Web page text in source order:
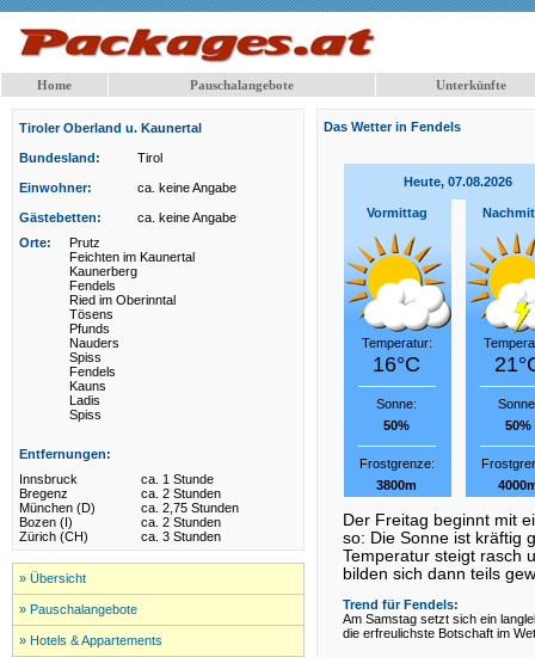
Home Pauschalangebote Unterkünfte
Tiroler Oberland u. Kaunertal
Bundesland: Tirol
Einwohner: ca. keine Angabe
Gästebetten:
ca. keine Angabe
Orte:
Prutz
Feichten im Kaunertal
Kaunerberg
Fendels
Ried im Oberinntal
Tösens
Pfunds
Nauders
Spiss
Fendels
Kauns
Ladis
Spiss
Entfernungen:
Innsbruck
ca. 1 Stunde
Bregenz
ca. 2 Stunden
München (D)
ca. 2,75 Stunden
Bozen (I)
ca. 2 Stunden
Zürich (CH)
ca. 3 Stunden
» Übersicht
» Pauschalangebote
» Hotels & Appartements
Das Wetter in Fendels
Heute, 07.08.2026
Vormittag
Temperatur:
16°C
Sonne:
50%
Frostgrenze:
3800m
50%
Der Freitag beginnt mit
so: Die Sonne ist kräftig
Temperatur steigt rasch
bilden sich dann teils
Trend fürFendels:
Am Samstag setzt sich ein
die erfreulichste Botschaft im